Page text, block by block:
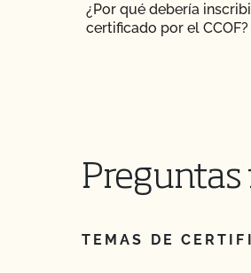
¿Cómo puedo
¿Cómo controlo los
¿Por qué debería
certificado por el CCOF?
Preguntas
TEMAS DE